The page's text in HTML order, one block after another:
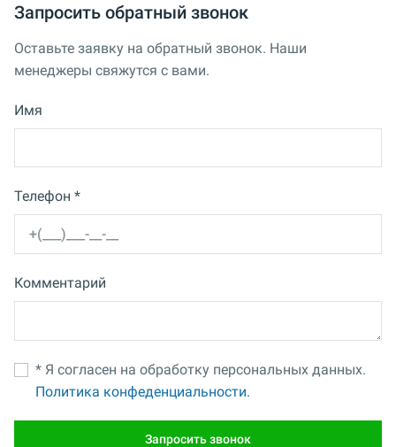
Запросить обратный звонок
Оставьте заявку на обратный звонок. Наши
менеджеры свяжутся с вами.
Имя
Телефон *
Комментарий
* Я согласен на обработку персональных данных.
Политика конфеденциальности.
Запросить звонок